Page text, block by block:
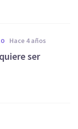
hace 4 años
ser